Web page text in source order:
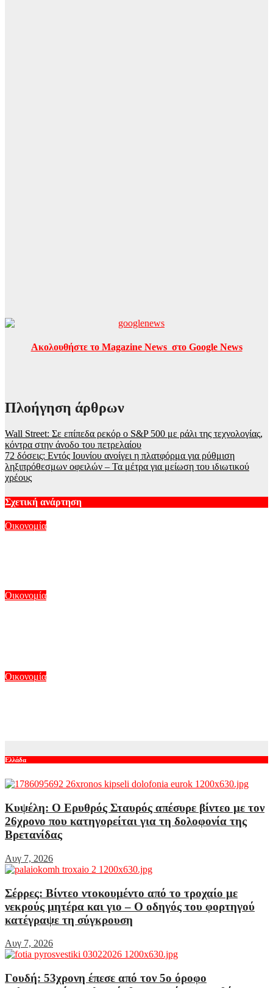
Ακολουθήστε το Magazine News στο Google News
Πλοήγηση άρθρων
Wall Street: Σε επίπεδα ρεκόρ ο S&P 500 με ράλι της τεχνολογίας,
κόντρα στην άνοδο του πετρελαίου
72 δόσεις: Εντός Ιουνίου ανοίγει η πλατφόρμα για ρύθμιση
ληξιπρόθεσμων οφειλών – Τα μέτρα για μείωση του ιδιωτικού
χρέους
Σχετική ανάρτηση
Οικονομία
Οικονομία
Οικονομία
Ελλάδα
Κυψέλη: Ο Ερυθρός Σταυρός απέσυρε βίντεο με τον
26χρονο που κατηγορείται για τη δολοφονία της
Βρετανίδας
Αυγ 7, 2026
Σέρρες: Βίντεο ντοκουμέντο από το τροχαίο με
νεκρούς μητέρα και γιο – Ο οδηγός του φορτηγού
κατέγραψε τη σύγκρουση
Αυγ 7, 2026
Γουδή: 53χρονη έπεσε από τον 5ο όροφο